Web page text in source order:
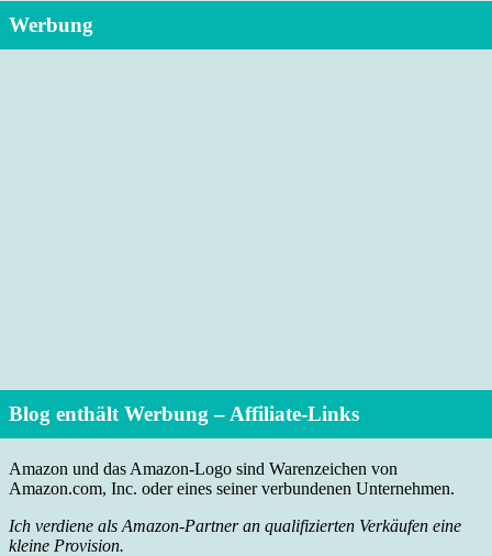
Werbung
Blog enthält Werbung – Affiliate-Links
Amazon und das Amazon-Logo sind Warenzeichen von
Amazon.com, Inc. oder eines seiner verbundenen Unternehmen.
Ich verdiene als Amazon-Partner an qualifizierten Verkäufen eine
kleine Provision.